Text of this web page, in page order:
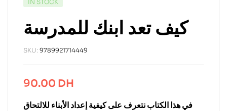
IN STOCK
كيف تعد ابنك للمدرسة
SKU: 9789921714449
90.00 DH
في هذا الكتاب نتعرف على كيفية إعداد الأبناء للالتحاق